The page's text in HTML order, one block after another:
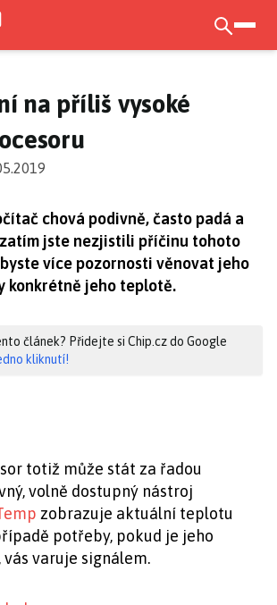
na příliš vysoké
chová podivně, často padá a
jste nezjistili příčinu tohoto
více pozornosti věnovat jeho
konkrétně jeho teplotě.
článek? Přidejte si Chip.cz do Google
kliknutí!
totiž může stát za řadou
volně dostupný nástroj
zobrazuje aktuální teplotu
potřeby, pokud je jeho
varuje signálem.